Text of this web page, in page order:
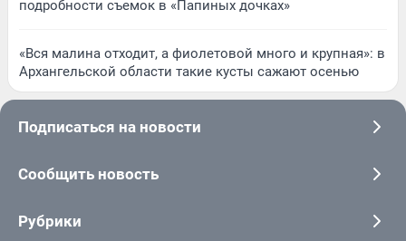
подробности съемок в «Папиных дочках»
«Вся малина отходит, а фиолетовой много и крупная»: в
Архангельской области такие кусты сажают осенью
Подписаться на новости
Сообщить новость
Рубрики